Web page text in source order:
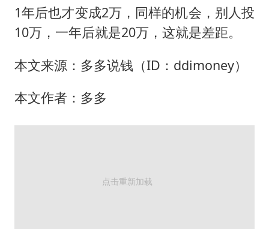
1年后也才变成2万，同样的机会，别人投
10万，一年后就是20万，这就是差距。
本文来源：多多说钱（ID：ddimoney）
本文作者：多多